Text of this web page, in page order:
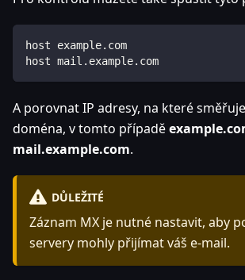
host example.com
host mail.example.com
A porovnat IP adresy, na které
doména, v tomto případě
mail.example.com.
DŮLEŽITÉ
Záznam MX je nutné nastavit, aby
servery mohly přijímat váš e-mail.